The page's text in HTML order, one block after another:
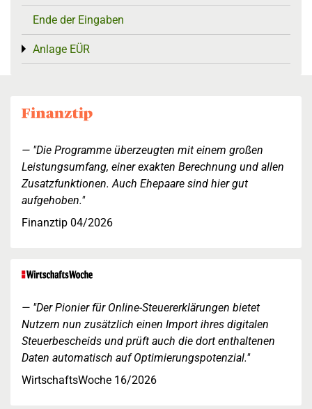
Ende der Eingaben
Anlage EÜR
Toggle menu
"Die Programme überzeugten mit einem großen
Leistungsumfang, einer exakten Berechnung und allen
Zusatzfunktionen. Auch Ehepaare sind hier gut
aufgehoben."
Finanztip 04/2026
"Der Pionier für Online-Steuererklärungen bietet
Nutzern nun zusätzlich einen Import ihres digitalen
Steuerbescheids und prüft auch die dort enthaltenen
Daten automatisch auf Optimierungspotenzial."
WirtschaftsWoche 16/2026